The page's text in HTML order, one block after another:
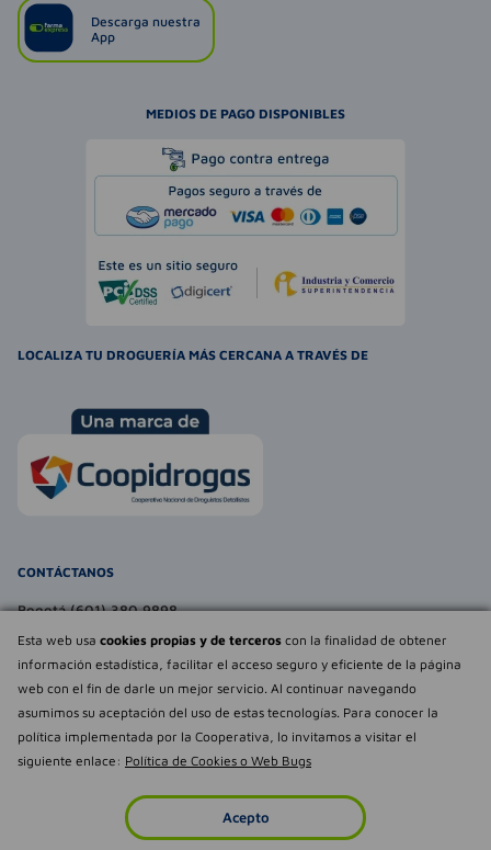
Esta web usa cookies propias y de terceros con la finalidad de obtener
información estadística, facilitar el acceso seguro y eficiente de la página
web con el fin de darle un mejor servicio. Al continuar navegando
asumimos su aceptación del uso de estas tecnologías. Para conocer la
política implementada por la Cooperativa, lo invitamos a visitar el
siguiente enlace: Política de Cookies o Web Bugs
Acepto
Imperdibles Favoritos
Déjanos tu
opinión
Descarga nuestra
App
MEDIOS DE PAGO DISPONIBLES
LOCALIZA TU DROGUERÍA MÁS CERCANA A TRAVÉS DE
CONTÁCTANOS
Bogotá (601) 380 9898
atencionalcliente@farmaexpress.com
TE PUEDE INTERESAR
NOSOTROS
Empowered by
Todos los derechos reservados Farmaexpress 2025